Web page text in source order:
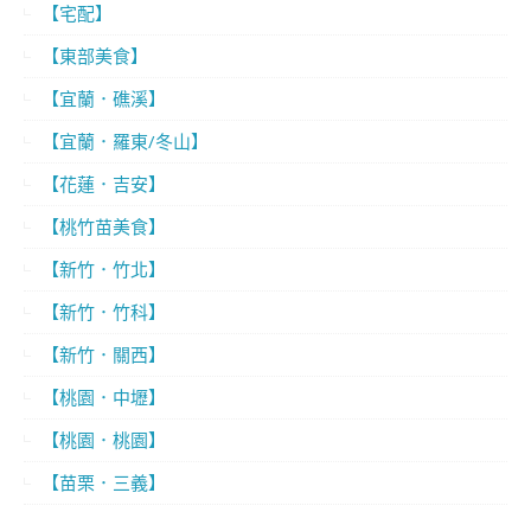
【宅配】
【東部美食】
【宜蘭．礁溪】
【宜蘭．羅東/冬山】
【花蓮．吉安】
【桃竹苗美食】
【新竹．竹北】
【新竹．竹科】
【新竹．關西】
【桃園．中壢】
【桃園．桃園】
【苗栗．三義】